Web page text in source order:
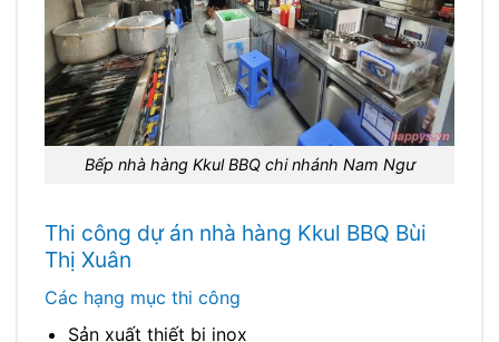
Bếp nhà hàng Kkul BBQ chi nhánh Nam Ngư
Thi công dự án nhà hàng Kkul BBQ Bùi
Thị Xuân
Các hạng mục thi công
Sản xuất thiết bị inox